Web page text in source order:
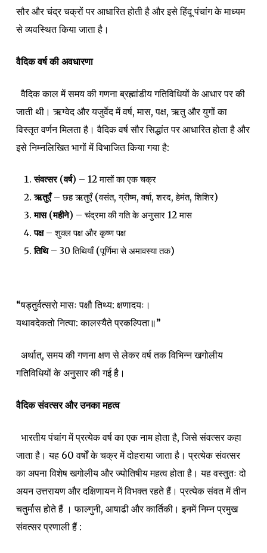
सौर और चंद्र चक्रों पर आधारित होती है और इसे हिंदू पंचांग के माध्यम
से व्यवस्थित किया जाता है।
वैदिक वर्ष की अवधारणा
वैदिक काल में समय की गणना ब्रह्मांडीय गतिविधियों के आधार पर की
जाती थी। ऋग्वेद और यजुर्वेद में वर्ष, मास, पक्ष, ऋतु और युगों का
विस्तृत वर्णन मिलता है। वैदिक वर्ष सौर सिद्धांत पर आधारित होता है और
इसे निम्नलिखित भागों में विभाजित किया गया है:
संवत्सर (वर्ष) – 12 मासों का एक चक्र
ऋतुएँ – छह ऋतुएँ (वसंत, ग्रीष्म, वर्षा, शरद, हेमंत, शिशिर)
मास (महीने) – चंद्रमा की गति के अनुसार 12 मास
पक्ष – शुक्ल पक्ष और कृष्ण पक्ष
तिथि – 30 तिथियाँ (पूर्णिमा से अमावस्या तक)
“षड्तुर्वत्सरो मासः पक्षौ तिथ्य: क्षणादयः।
यथावदेकतो नित्या: कालस्यैते प्रकल्पिता॥”
अर्थात्, समय की गणना क्षण से लेकर वर्ष तक विभिन्न खगोलीय
गतिविधियों के अनुसार की गई है।
वैदिक संवत्सर और उनका महत्व
भारतीय पंचांग में प्रत्येक वर्ष का एक नाम होता है, जिसे संवत्सर कहा
जाता है। यह 60 वर्षों के चक्र में दोहराया जाता है। प्रत्येक संवत्सर
का अपना विशेष खगोलीय और ज्योतिषीय महत्व होता है। यह वस्तुतः दो
अयन उत्तरायण और दक्षिणायन में विभक्त रहते हैं। प्रत्येक संवत में तीन
चतुर्मास होते हैं । फाल्गुनी, आषाढी और कार्तिकी। इनमें निम्न प्रमुख
संवत्सर प्रणाली हैं :